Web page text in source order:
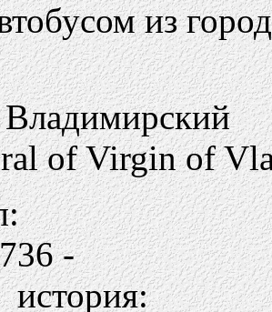
из
of Virgin of
-
история: